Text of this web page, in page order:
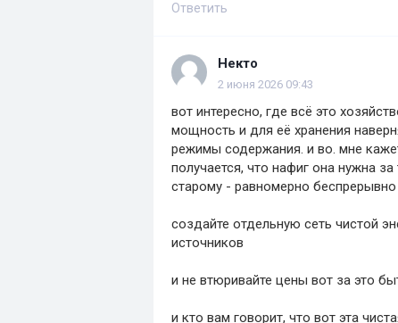
Ответить
Некто
2 июня 2026 09:43
вот интересно, где всё это
мощность и для её хранения
режимы содержания. и во. мне
получается, что нафиг она нужна
старому - равномерно
создайте отдельную сеть чистой
источников
и не втюривайте цены вот за это
и кто вам говорит, что вот эта